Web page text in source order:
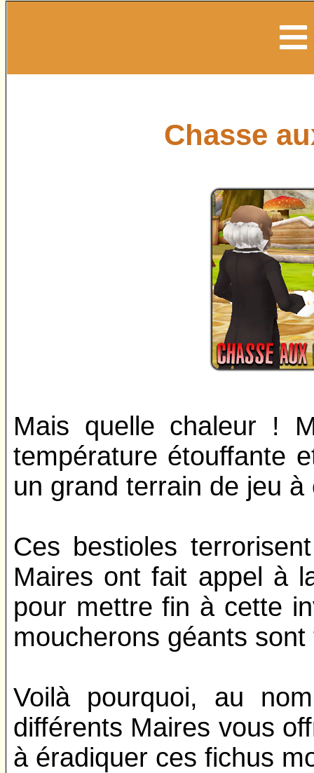
Chasse
Mais quelle chaleur !
température étouffante
un grand terrain de jeu
Ces bestioles
Maires ont fait appel à
pour mettre fin à cette
moucherons géants
Voilà pourquoi, au
différents Maires vous
à éradiquer ces fichus